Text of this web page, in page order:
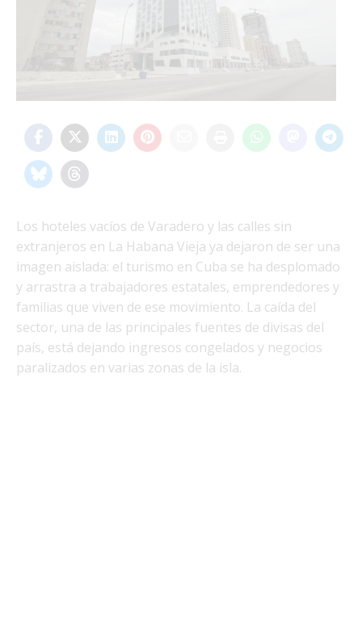
Los hoteles vacíos de Varadero y las calles sin
extranjeros en La Habana Vieja ya dejaron de ser una
imagen aislada: el turismo en Cuba se ha desplomado
y arrastra a trabajadores estatales, emprendedores y
familias que viven de ese movimiento. La caída del
sector, una de las principales fuentes de divisas del
país, está dejando ingresos congelados y negocios
paralizados en varias zonas de la isla.